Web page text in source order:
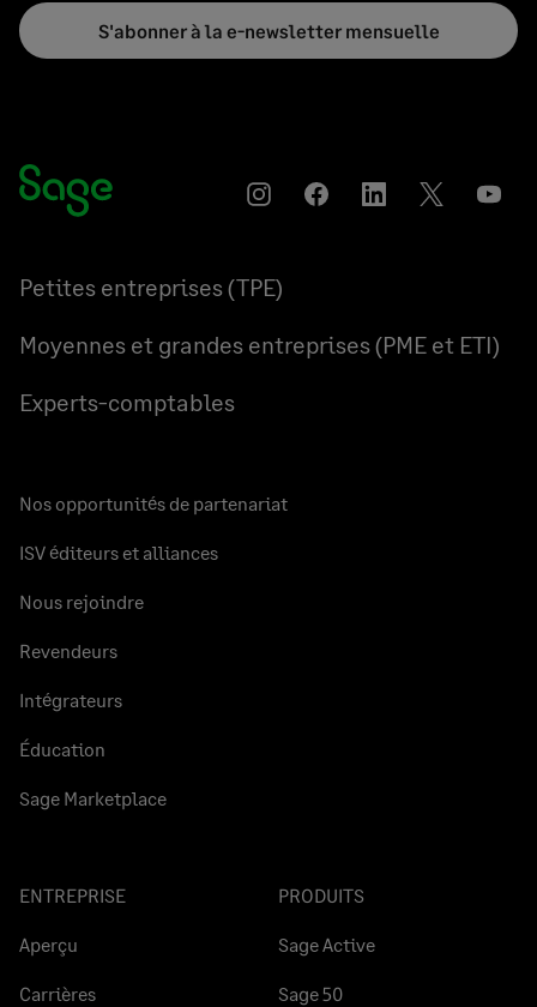
S'abonner à la e-newsletter mensuelle
InstagramPartagerPartagerPartager
Petites entreprises (TPE)
Moyennes et grandes entreprises (PME et ETI)
Experts-comptables
Nos opportunités de partenariat
ISV éditeurs et alliances
Nous rejoindre
Revendeurs
Intégrateurs
Éducation
Sage Marketplace
ENTREPRISE
Aperçu
Carrières
PRODUITS
Sage Active
Sage 50